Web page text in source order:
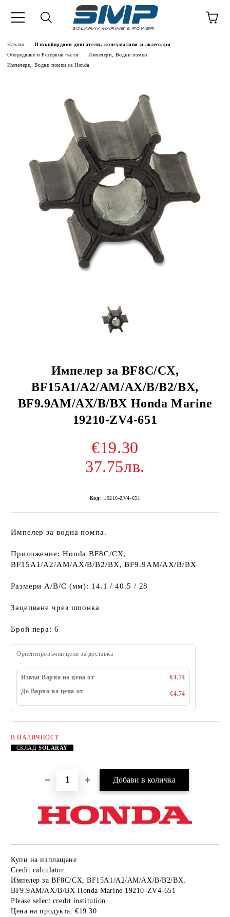
Начало
Извънбордови двигатели, консумативи и аксесоари
Оборудване и Резервни части
Импелери, Водни помпи
Импелери, Водни помпи за Honda
Импелер за BF8C/CX,
BF15A1/A2/AM/AX/B/B2/BX,
BF9.9AM/AX/B/BX Honda Marine
19210-ZV4-651
€19.30
37.75лв.
Код: 19210-ZV4-651
Импелер за водна помпа.
Приложение: Honda BF8C/CX,
BF15A1/A2/AM/AX/B/B2/BX, BF9.9AM/AX/B/BX
Размери A/B/C (мм): 14.1 / 40.5 / 28
Зацепване чрез шпонка
Брой пера: 6
Ориентировъчни цени за доставка
Извън Варна на цена от
€4.74
До Варна на цена от
€4.74
В НАЛИЧНОСТ
СКЛАДSOLARAY
Купи на изплащане
Credit calculator
Импелер за BF8C/CX, BF15A1/A2/AM/AX/B/B2/BX,
BF9.9AM/AX/B/BX Honda Marine 19210-ZV4-651
Please select credit institution
Цена на продукта: €19.30